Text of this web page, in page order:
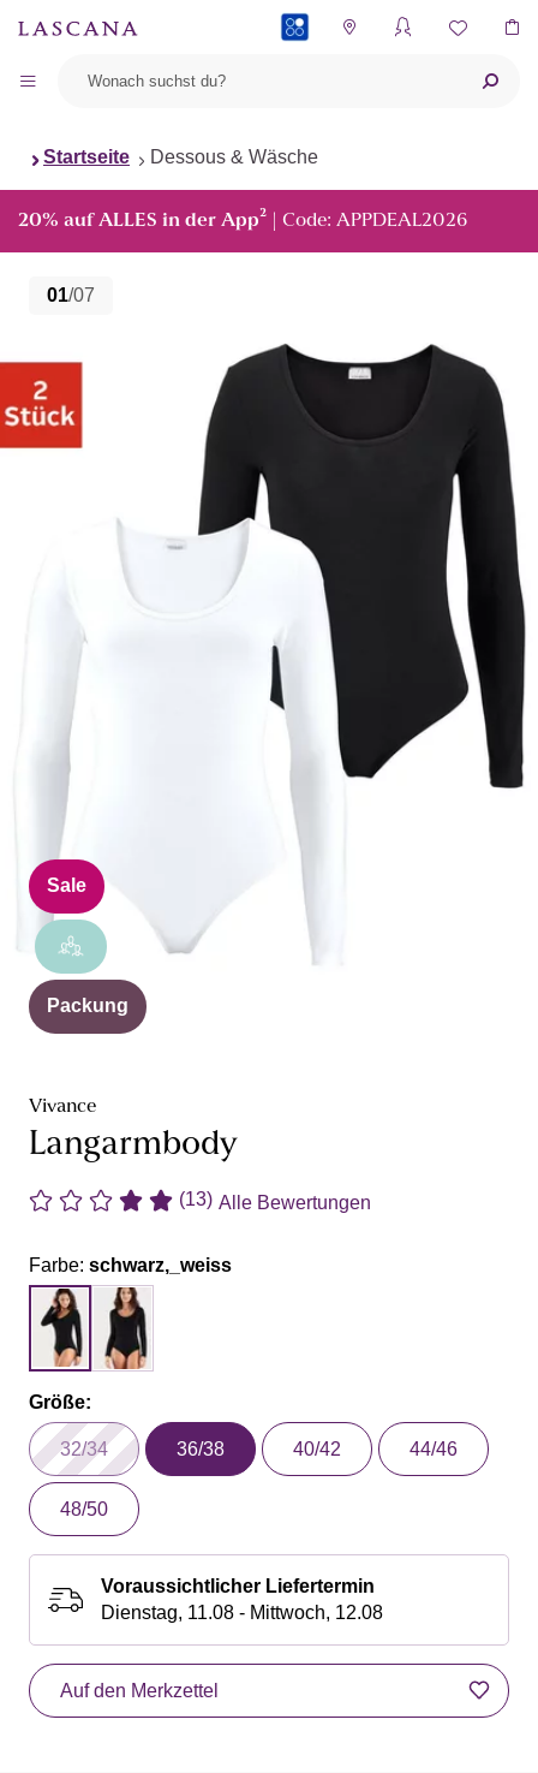
Startseite Dessous & Wäsche
20% auf ALLES in der App² | Code: APPDEAL2026
01/07
Sale
Packung
Vivance
Langarmbody
(13) Alle Bewertungen
Farbe: schwarz,_weiss
Größe:
32/34 36/38 40/42 44/46
48/50
Voraussichtlicher Liefertermin
Dienstag, 11.08 - Mittwoch, 12.08
Auf den Merkzettel